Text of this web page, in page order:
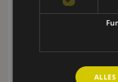
Winkels & Horeca
ALLES